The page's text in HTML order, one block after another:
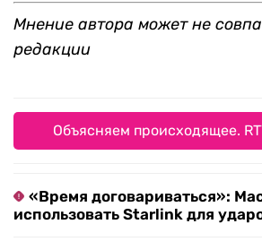
Мнение автора может не
редакции
Объясняем происходящее.
«Время договариваться»:
использовать Starlink для